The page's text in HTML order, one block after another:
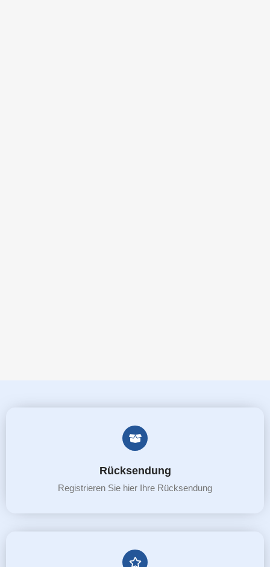
Rücksendung
Registrieren Sie hier Ihre Rücksendung